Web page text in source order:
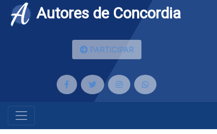
Autores de Concordia
PARTICIPAR